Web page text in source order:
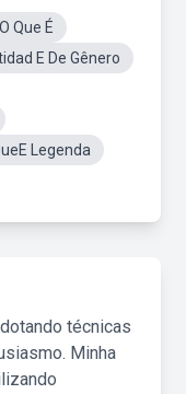
Que É
E De Gênero
Legenda
técnicas
Minha